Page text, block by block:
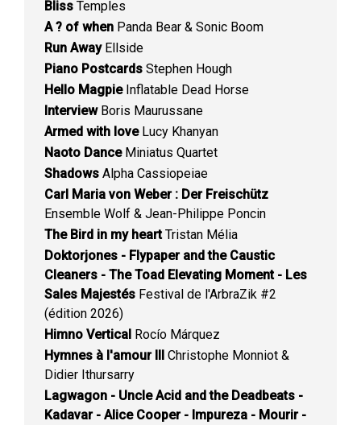
Bliss Temples
A ? of when Panda Bear & Sonic Boom
Run AwayEllside
Piano Postcards Stephen Hough
Hello MagpieInflatable Dead Horse
InterviewBoris Maurussane
Armed with loveLucy Khanyan
Naoto DanceMiniatus Quartet
Shadows Alpha Cassiopeiae
Carl Maria von Weber : Der Freischütz
Ensemble Wolf & Jean-Philippe Poncin
The Bird in my heartTristan Mélia
Doktorjones - Flypaper and the Caustic
Cleaners - The Toad Elevating Moment - Les
Sales Majestés Festival de l'ArbraZik #2
(édition 2026)
Himno Vertical Rocío Márquez
Hymnes à l'amour III Christophe Monniot &
Didier Ithursarry
Lagwagon - Uncle Acid and the Deadbeats -
Kadavar - Alice Cooper - Impureza - Mourir -